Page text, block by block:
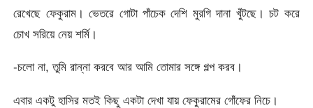
রেখেছে ফেকুরাম। ভেতরে গোটা পাঁচেক দেশি মুরগি দানা খুঁটছে। চট করে
চোখ সরিয়ে নেয় শর্মি।
-চলো না, তুমি রান্না করবে আর আমি তোমার সঙ্গে গল্প করব।
এবার একটু হাসির মতই কিছু একটা দেখা যায় ফেকুরামের গোঁফের নিচে।